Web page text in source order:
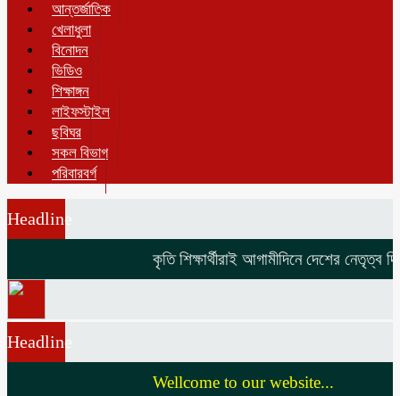
আন্তর্জাতিক
খেলাধুলা
বিনোদন
ভিডিও
শিক্ষাঙ্গন
লাইফস্টাইল
ছবিঘর
সকল বিভাগ
পরিবারবর্গ
Headline
কৃতি শিক্ষার্থীরাই আগামীদিনে দেশের নেতৃত্ব
Headline
Wellcome to our website...